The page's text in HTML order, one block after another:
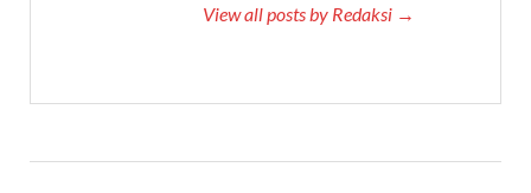
View all posts by Redaksi →